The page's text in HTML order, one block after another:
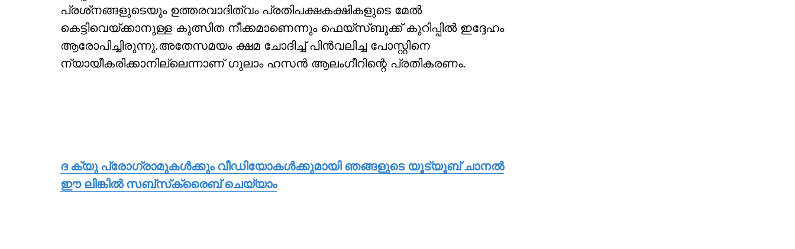
പ്രശ്‌നങ്ങളുടെയും ഉത്തരവാദിത്വം പ്രതിപക്ഷകക്ഷികളുടെ മേല്‍
കെട്ടിവെയ്ക്കാനുള്ള കുത്സിത നീക്കമാണെന്നും ഫെയ്‌സ്ബുക്ക് കുറിപ്പില്‍ ഇദ്ദേഹം
ആരോപിച്ചിരുന്നു.അതേസമയം ക്ഷമ ചോദിച്ച് പിന്‍വലിച്ച പോസ്റ്റിനെ
ന്യായീകരിക്കാനില്ലെന്നാണ് ഗുലാം ഹസന്‍ ആലംഗീറിന്റെ പ്രതികരണം.
ദ ക്യു പ്രോഗ്രാമുകള്‍ക്കും വീഡിയോകള്‍ക്കുമായി ഞങ്ങളുടെ യൂട്യൂബ് ചാനല്‍
ഈ ലിങ്കില്‍ സബ്‌സ്‌ക്രൈബ് ചെയ്യാം